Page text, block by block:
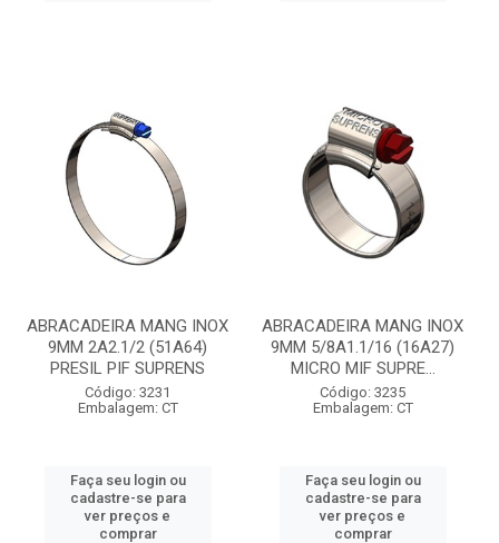
ABRACADEIRA MANG INOX
9MM 2A2.1/2 (51A64)
PRESIL PIF SUPRENS
Código: 3231
Embalagem: CT
Faça seu login ou
cadastre-se para
ver preços e
comprar
ABRACADEIRA MANG INOX
9MM 5/8A1.1/16 (16A27)
MICRO MIF SUPRE...
Código: 3235
Embalagem: CT
Faça seu login ou
cadastre-se para
ver preços e
comprar